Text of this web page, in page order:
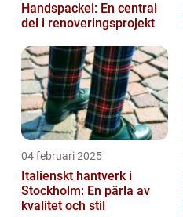
Handspackel: En central
del i renoveringsprojekt
04 februari 2025
Italienskt hantverk i
Stockholm: En pärla av
kvalitet och stil